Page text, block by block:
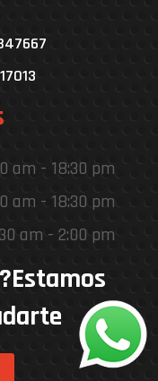
am - 18:30 pm
am - 18:30 pm
am - 2:00 pm